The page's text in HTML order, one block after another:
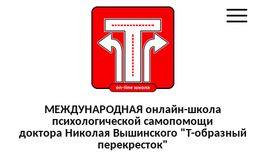
МЕЖДУНАРОДНАЯ онлайн-школа
психологической самопомощи
доктора Николая Вышинского "Т-образный
перекресток"